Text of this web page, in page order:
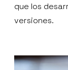
que los
versiones.